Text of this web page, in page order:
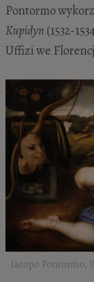
Pontormo
Kupidyn (1532-
Uffizi we
Jacopo Pontormo,